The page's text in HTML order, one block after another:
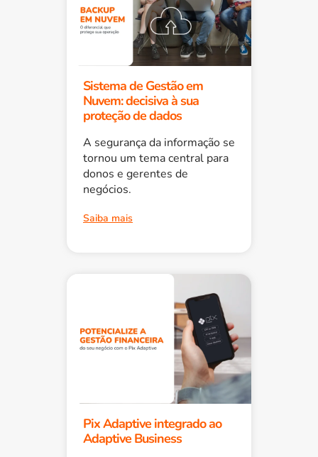
Sistema de Gestão em
Nuvem: decisiva à sua
proteção de dados
A segurança da informação se
tornou um tema central para
donos e gerentes de
negócios.
Saiba mais
Pix Adaptive integrado ao
Adaptive Business